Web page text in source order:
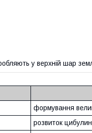
у верхній шар
формування
розвиток